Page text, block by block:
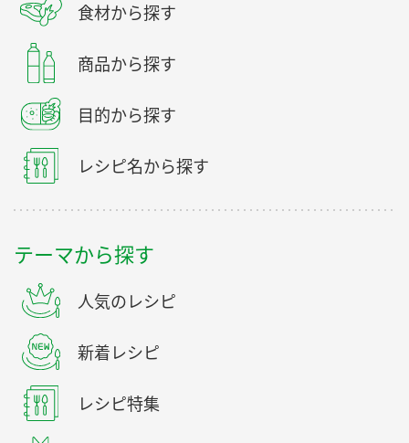
食材から探す
商品から探す
目的から探す
レシピ名から探す
テーマから探す
人気のレシピ
新着レシピ
レシピ特集